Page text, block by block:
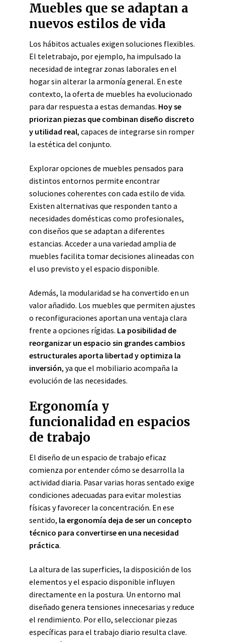
Muebles que se adaptan a
nuevos estilos de vida
Los hábitos actuales exigen soluciones flexibles.
El teletrabajo, por ejemplo, ha impulsado la
necesidad de integrar zonas laborales en el
hogar sin alterar la armonía general. En este
contexto, la oferta de muebles ha evolucionado
para dar respuesta a estas demandas. Hoy se
priorizan piezas que combinan diseño discreto
y utilidad real, capaces de integrarse sin romper
la estética del conjunto.
Explorar opciones de muebles pensados para
distintos entornos permite encontrar
soluciones coherentes con cada estilo de vida.
Existen alternativas que responden tanto a
necesidades domésticas como profesionales,
con diseños que se adaptan a diferentes
estancias. Acceder a una variedad amplia de
muebles facilita tomar decisiones alineadas con
el uso previsto y el espacio disponible.
Además, la modularidad se ha convertido en un
valor añadido. Los muebles que permiten ajustes
o reconfiguraciones aportan una ventaja clara
frente a opciones rígidas. La posibilidad de
reorganizar un espacio sin grandes cambios
estructurales aporta libertad y optimiza la
inversión, ya que el mobiliario acompaña la
evolución de las necesidades.
Ergonomía y
funcionalidad en espacios
de trabajo
El diseño de un espacio de trabajo eficaz
comienza por entender cómo se desarrolla la
actividad diaria. Pasar varias horas sentado exige
condiciones adecuadas para evitar molestias
físicas y favorecer la concentración. En ese
sentido, la ergonomía deja de ser un concepto
técnico para convertirse en una necesidad
práctica.
La altura de las superficies, la disposición de los
elementos y el espacio disponible influyen
directamente en la postura. Un entorno mal
diseñado genera tensiones innecesarias y reduce
el rendimiento. Por ello, seleccionar piezas
específicas para el trabajo diario resulta clave.